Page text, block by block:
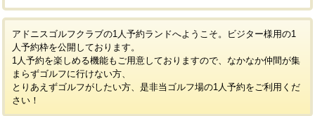
アドニスゴルフクラブの1人予約ランドへようこそ。ビジター様用の1
人予約枠を公開しております。
1人予約を楽しめる機能もご用意しておりますので、なかなか仲間が集
まらずゴルフに行けない方、
とりあえずゴルフがしたい方、是非当ゴルフ場の1人予約をご利用くだ
さい！